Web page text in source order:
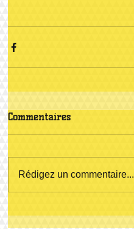
Commentaires
Rédigez un commentaire...